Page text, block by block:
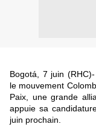
Bogotá, 7 juin
le mouvement
Paix, une grande
appuie sa
juin prochain.